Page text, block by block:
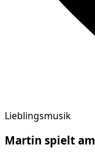
Lieblingsmusik
Martin spielt am